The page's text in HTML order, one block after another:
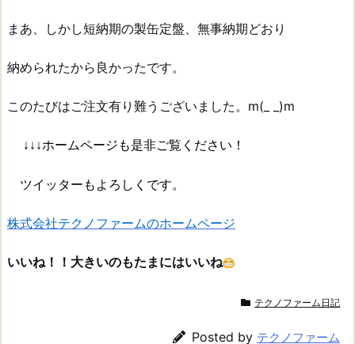
まあ、しかし短納期の製缶定盤、無事納期どおり
納められたから良かったです。
このたびはご注文有り難うございました。m(_ _)m
↓↓↓ホームページも是非ご覧ください！
ツイッターもよろしくです。
株式会社テクノファームのホームページ
いいね！！大きいのもたまにはいいね
テクノファーム日記
Posted by テクノファーム